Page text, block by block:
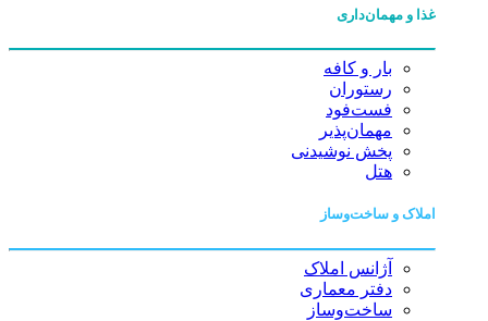
غذا و مهمان‌داری
بار و کافه
رستوران
فست‌فود
مهمان‌پذیر
پخش نوشیدنی
هتل
املاک و ساخت‌وساز
آژانس املاک
دفتر معماری
ساخت‌وساز